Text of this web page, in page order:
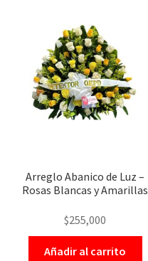
Arreglo Abanico de Luz –
Rosas Blancas y Amarillas
$255,000
Añadir al carrito